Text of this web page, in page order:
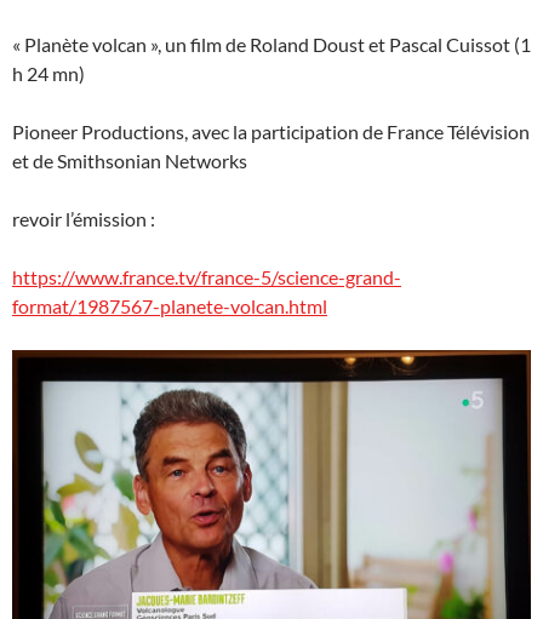
« Planète volcan », un film de Roland Doust et Pascal Cuissot (1
h 24 mn)
Pioneer Productions, avec la participation de France Télévision
et de Smithsonian Networks
revoir l’émission :
https://www.france.tv/france-5/science-grand-
format/1987567-planete-volcan.html